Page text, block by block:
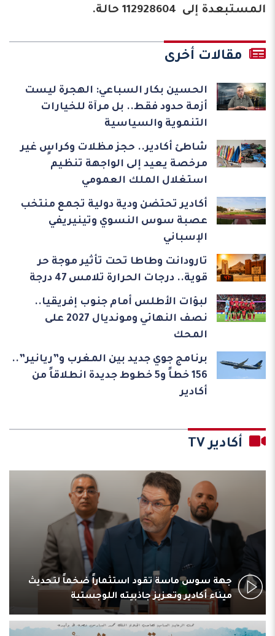
المستبعدة إلى 112928604 حالة.
مقالات أخرى
الحسين بكار السباعي: الهجرة ليست
أزمة حدود فقط.. بل مرآة للخيارات
التنموية والسياسية
شاطئ أكادير.. حجز مظلات وكراسٍ غير
مرخصة يعيد إلى الواجهة تنظيم
استغلال الملك العمومي
أكادير تحتضن ودية دولية تجمع منتخب
عصبة سوس النسوي وتينيريفي
الإسباني
تارودانت وطاطا تحت تأثير موجة حر
قوية.. درجات الحرارة تلامس 47 درجة
لبؤات الأطلس أمام جنوب إفريقيا..
نصف النهائي ومونديال 2027 على
المحك
برنامج جوي جديد بين المغرب و”ريانير”..
156 خطاً و5 خطوط جديدة انطلاقاً من
أكادير
أكادير TV
جهة سوس ماسة تقود استثماراً ضخماً لتحديث
ميناء أكادير وتعزيز جاذبيته اللوجستية